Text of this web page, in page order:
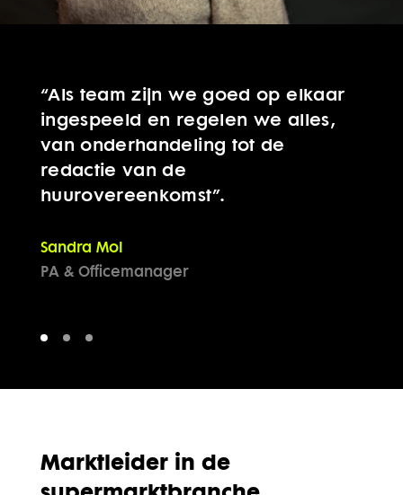
“Als team zijn we goed op elkaar
ingespeeld en regelen we alles,
van onderhandeling tot de
redactie van de
huurovereenkomst”.
Sandra Mol
PA & Officemanager
Frans Duijvestijn
Frans van den Dries
Marktleider in de